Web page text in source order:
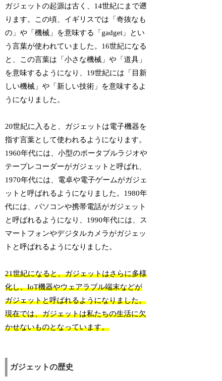
ガジェットの起源は古く、14世紀にまで遡
ります。この頃、イギリスでは「奇抜なも
の」や「機械」を意味する「gadget」とい
う言葉が使われていました。16世紀になる
と、この言葉は「小さな機械」や「道具」
を意味するようになり、19世紀には「目新
しい機械」や「新しい技術」を意味するよ
うになりました。
20世紀に入ると、ガジェットは電子機器を
指す言葉として使われるようになります。
1960年代には、小型のポータブルラジオや
テープレコーダーがガジェットと呼ばれ、
1970年代には、電卓や電子ゲームがガジェ
ットと呼ばれるようになりました。1980年
代には、パソコンや携帯電話がガジェット
と呼ばれるようになり、1990年代には、ス
マートフォンやデジタルカメラがガジェッ
トと呼ばれるようになりました。
21世紀になると、ガジェットはさらに多様
化し、IoT機器やウェアラブル端末などが
ガジェットと呼ばれるようになりました。
現在では、ガジェットは私たちの生活に欠
かせないものとなっています。
ガジェットの歴史